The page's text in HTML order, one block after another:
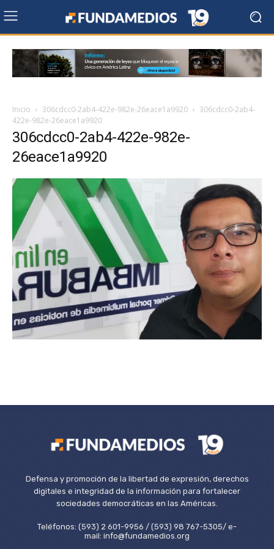
Inicio 306cdcc0-2ab4-422e-982e-26eace1a9920
306cdcc0-2ab4-
422e-982e-26eace1a9920
306cdcc0-2ab4-422e-982e-
26eace1a9920
Defensa y promoción de la libertad de expresión, derechos
digitales e integridad de la información para fortalecer
sociedades democráticas en las Américas.
Teléfonos: (593) 2 601-9956 / (593) 98 767-5305/ e-
mail: info@fundamedios.org